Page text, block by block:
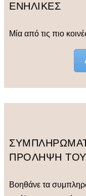
ΕΝΗΛΙΚΕΣ
Μία από τις πιο
ΠΡΟΛΗΨΗ
Βοηθάνε τα